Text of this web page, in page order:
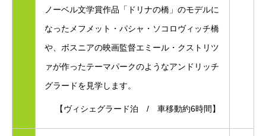
ノーベル文学賞作品「ドリナの橋」のモデルに
なったメフメット・パシャ・ソコロヴィッチ橋
や、ボスニアの映画監督エミール・クストリツ
ァが作ったテーマパークのようなアンドリッチ
グラードを見学します。
【ヴィシェグラード泊 / 車移動約6時間】